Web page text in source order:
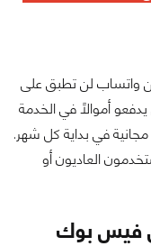
واتساب لن تطبق على
أموالاً في الخدمة
يحصل على 1000 محادثة مجانية في بداية كل شهر.
العاديون أو
فيس بوك